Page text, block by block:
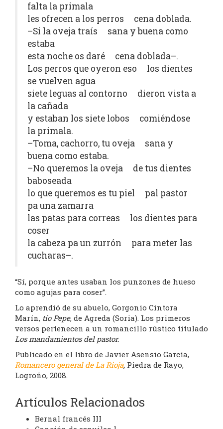
falta la primala
les ofrecen a los perros cena doblada.
–Si la oveja traís sana y buena como
estaba
esta noche os daré cena doblada–.
Los perros que oyeron eso los dientes
se vuelven agua
siete leguas al contorno dieron vista a
la cañada
y estaban los siete lobos comiéndose
la primala.
–Toma, cachorro, tu oveja sana y
buena como estaba.
–No queremos la oveja de tus dientes
baboseada
lo que queremos es tu piel pal pastor
pa una zamarra
las patas para correas los dientes para
coser
la cabeza pa un zurrón para meter las
cucharas–.
“Sí, porque antes usaban los punzones de hueso
como agujas para coser”.
Lo aprendió de su abuelo, Gorgonio Cintora
Marín, tío Pepe, de Agreda (Soria). Los primeros
versos pertenecen a un romancillo rústico titulado
Los mandamientos del pastor.
Publicado en el libro de Javier Asensio García,
Romancero general de La Rioja, Piedra de Rayo,
Logroño, 2008.
Artículos Relacionados
Bernal francés III